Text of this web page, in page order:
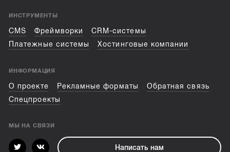
ИНСТРУМЕНТЫ
CMS Фреймворки
CRM-системы
Платежные системы
Хостинговые компании
ИНФОРМАЦИЯ
О проекте Рекламные форматы
Обратная связь
Спецпроекты
МЫ НА СВЯЗИ
Написать нам